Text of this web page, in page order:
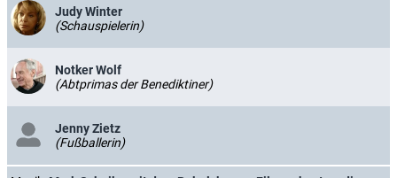
Judy Winter
(Schauspielerin)
Notker Wolf
(Abtprimas der Benediktiner)
Jenny Zietz
(Fußballerin)